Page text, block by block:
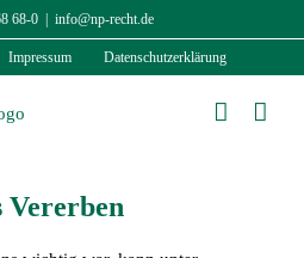
68-0 info@np-recht.de
Impressum Datenschutzerklärung
Vererben